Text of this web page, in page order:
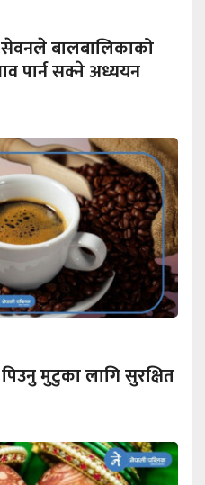
सेवनले बालबालिकाको
पार्न सक्ने अध्ययन
मुटुका लागि सुरक्षित